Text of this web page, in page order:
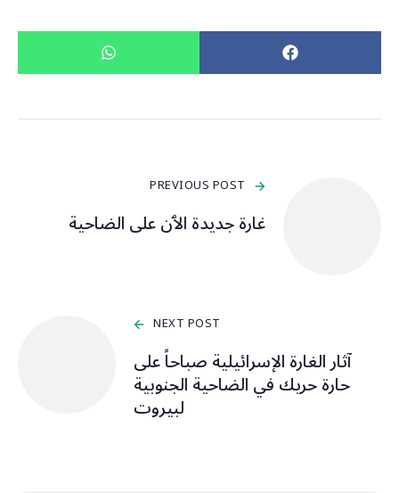
PREVIOUS POST
غارة جديدة الٱن على الضاحية
NEXT POST
آثار الغارة الإسرائيلية صباحاً على
حارة حريك في الضاحية الجنوبية
لبيروت